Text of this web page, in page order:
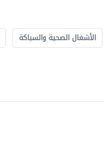
الأشغال الصحية والسباكة